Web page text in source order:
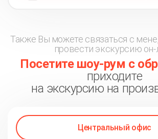
Также Вы можете связаться с
провести экскурсию он-
Посетите шоу-рум с
приходите
на экскурсию на
Центральный офис